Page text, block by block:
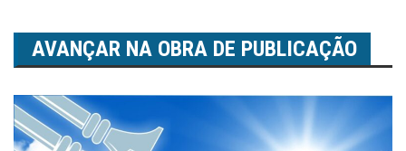
AVANÇAR NA OBRA DE PUBLICAÇÃO